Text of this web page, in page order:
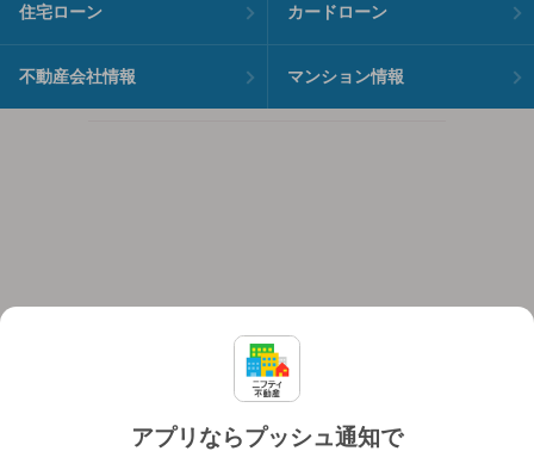
アプリならプッシュ通知で
住宅ローン カードローン
不動産会社情報 マンション情報